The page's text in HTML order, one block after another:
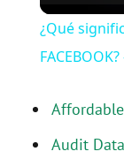
¿Qué
Audit